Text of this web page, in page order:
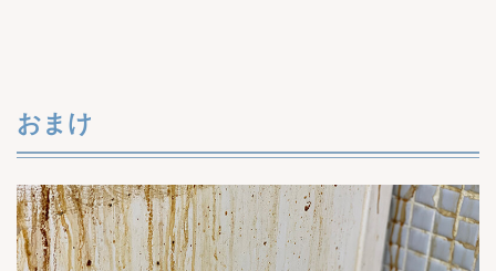
おまけ